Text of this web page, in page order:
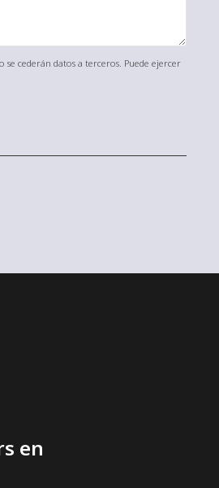
cederán datos a terceros. Puede ejercer
en